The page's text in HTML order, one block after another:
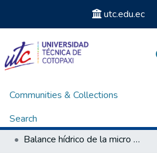
utc.edu.ec
Communities & Collections
Search
Statistics
Home
Titulación - Ingeniería en Medio Ambiente
Balance hídrico de la micro cuenca del río Illuchi.